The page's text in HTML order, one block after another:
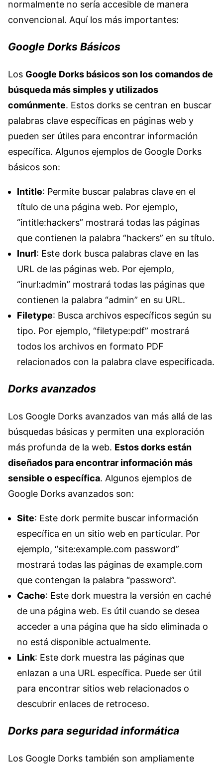
normalmente no sería accesible de manera
convencional. Aquí los más importantes:
Google Dorks Básicos
Los Google Dorks básicos son los comandos de
búsqueda más simples y utilizados
comúnmente. Estos dorks se centran en buscar
palabras clave específicas en páginas web y
pueden ser útiles para encontrar información
específica. Algunos ejemplos de Google Dorks
básicos son:
Intitle: Permite buscar palabras clave en el
título de una página web. Por ejemplo,
“intitle:hackers” mostrará todas las páginas
que contienen la palabra “hackers” en su título.
Inurl: Este dork busca palabras clave en las
URL de las páginas web. Por ejemplo,
“inurl:admin” mostrará todas las páginas que
contienen la palabra “admin” en su URL.
Filetype: Busca archivos específicos según su
tipo. Por ejemplo, “filetype:pdf” mostrará
todos los archivos en formato PDF
relacionados con la palabra clave especificada.
Dorks avanzados
Los Google Dorks avanzados van más allá de las
búsquedas básicas y permiten una exploración
más profunda de la web. Estos dorks están
diseñados para encontrar información más
sensible o específica. Algunos ejemplos de
Google Dorks avanzados son:
Site: Este dork permite buscar información
específica en un sitio web en particular. Por
ejemplo, “site:example.com password”
mostrará todas las páginas de example.com
que contengan la palabra “password”.
Cache: Este dork muestra la versión en caché
de una página web. Es útil cuando se desea
acceder a una página que ha sido eliminada o
no está disponible actualmente.
Link: Este dork muestra las páginas que
enlazan a una URL específica. Puede ser útil
para encontrar sitios web relacionados o
descubrir enlaces de retroceso.
Dorks para seguridad informática
Los Google Dorks también son ampliamente